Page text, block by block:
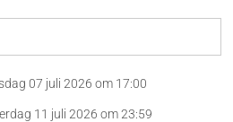
07 juli 2026 om 17:00
11 juli 2026 om 23:59